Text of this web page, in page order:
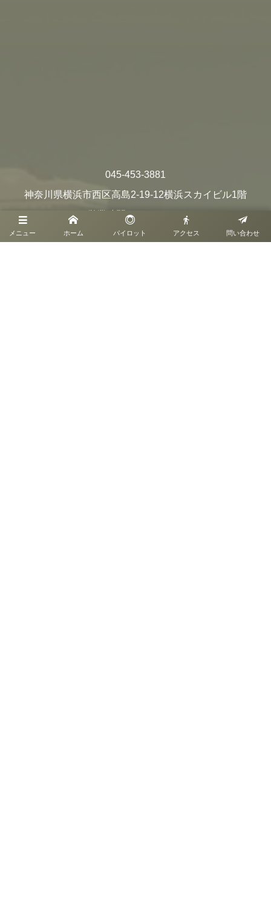
メニュー ホーム パイロット アクセス 問い合わせ
045-453-3881
神奈川県横浜市西区高島2-19-12横浜スカイビル1階
営業時間11:00～19:00
定休日無（元日を含む年数日の休業日あり）